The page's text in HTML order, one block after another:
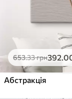
653.33грн392
Абстракція